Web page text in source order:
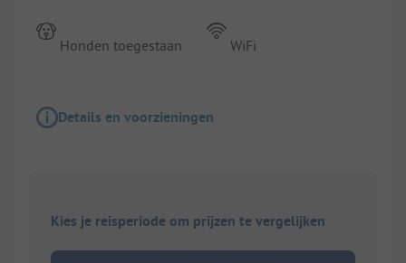
Honden toegestaan WiFi
Details en voorzieningen
Kies je reisperiode om prijzen te vergelijken